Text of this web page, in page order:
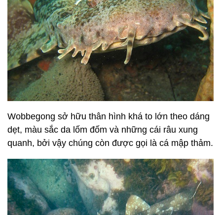
Wobbegong sở hữu thân hình khá to lớn theo dáng
dẹt, màu sắc da lốm đốm và những cái râu xung
quanh, bởi vậy chúng còn được gọi là cá mập thảm.